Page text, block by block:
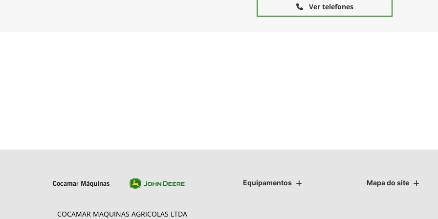
Ver telefones
Equipamentos Mapa do site
COCAMAR MAQUINAS AGRICOLAS LTDA